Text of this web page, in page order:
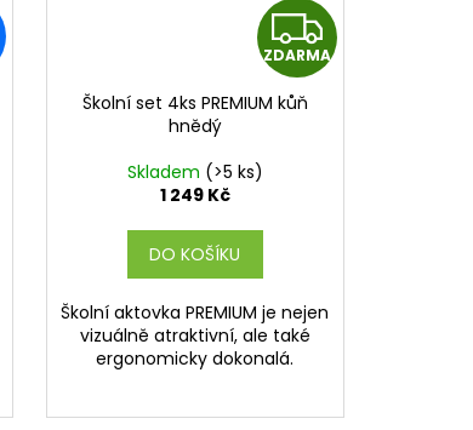
Z
D
ZDARMA
Školní set 4ks PREMIUM kůň
hnědý
Skladem (>5 ks)
1 249 Kč
DO KOŠÍKU
Školní aktovka PREMIUM je nejen
vizuálně atraktivní, ale také
ergonomicky dokonalá.